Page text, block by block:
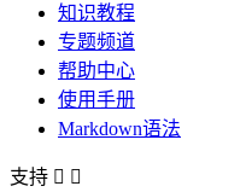
知识教程
专题频道
帮助中心
使用手册
Markdown语法
支持  